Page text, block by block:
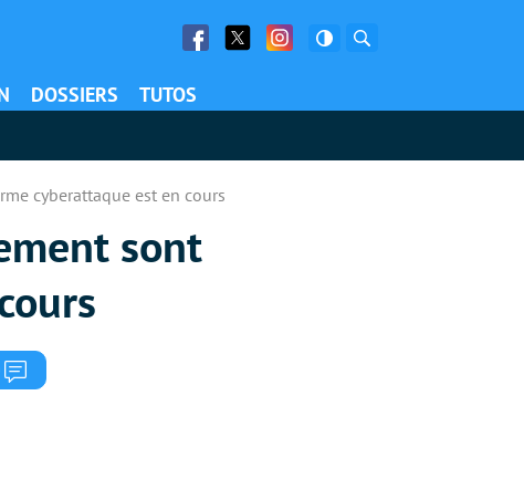
Facebook
Twitter Facebook
DOSSIERS TUTOS
cyberattaque est en cours
sont
Commentaires